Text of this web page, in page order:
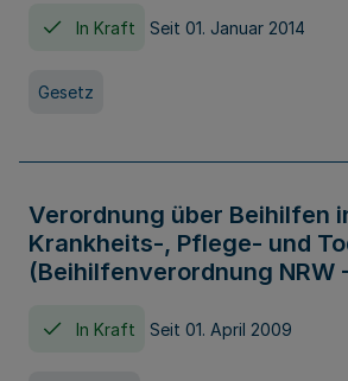
In Kraft Seit 01. Januar 2014
Gesetz
Verordnung über Beihilfen
Krankheits-, Pflege- und
(Beihilfenverordnung NRW
In Kraft Seit 01. April 2009